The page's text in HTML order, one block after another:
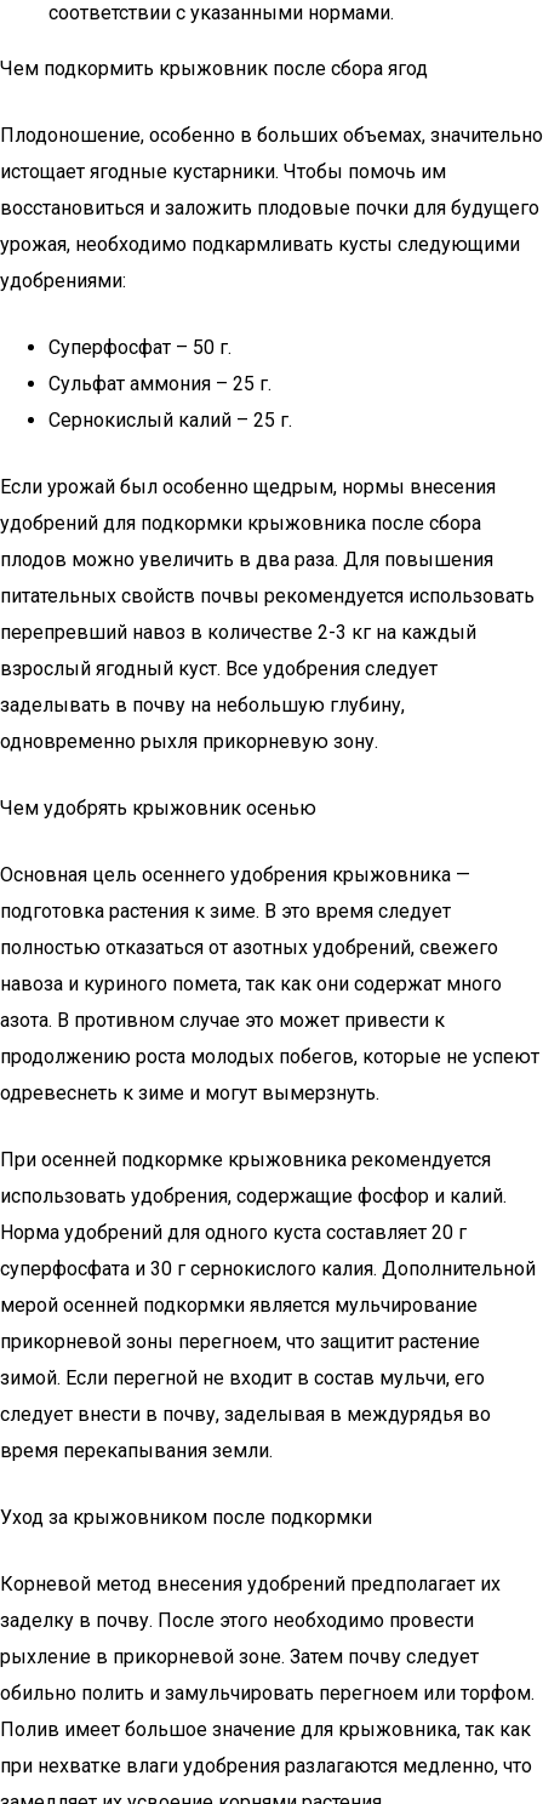
соответствии с указанными нормами.
Чем подкормить крыжовник после сбора ягод
Плодоношение, особенно в больших объемах, значительно
истощает ягодные кустарники. Чтобы помочь им
восстановиться и заложить плодовые почки для будущего
урожая, необходимо подкармливать кусты следующими
удобрениями:
Суперфосфат – 50 г.
Сульфат аммония – 25 г.
Сернокислый калий – 25 г.
Если урожай был особенно щедрым, нормы внесения
удобрений для подкормки крыжовника после сбора
плодов можно увеличить в два раза. Для повышения
питательных свойств почвы рекомендуется использовать
перепревший навоз в количестве 2-3 кг на каждый
взрослый ягодный куст. Все удобрения следует
заделывать в почву на небольшую глубину,
одновременно рыхля прикорневую зону.
Чем удобрять крыжовник осенью
Основная цель осеннего удобрения крыжовника —
подготовка растения к зиме. В это время следует
полностью отказаться от азотных удобрений, свежего
навоза и куриного помета, так как они содержат много
азота. В противном случае это может привести к
продолжению роста молодых побегов, которые не успеют
одревеснеть к зиме и могут вымерзнуть.
При осенней подкормке крыжовника рекомендуется
использовать удобрения, содержащие фосфор и калий.
Норма удобрений для одного куста составляет 20 г
суперфосфата и 30 г сернокислого калия. Дополнительной
мерой осенней подкормки является мульчирование
прикорневой зоны перегноем, что защитит растение
зимой. Если перегной не входит в состав мульчи, его
следует внести в почву, заделывая в междурядья во
время перекапывания земли.
Уход за крыжовником после подкормки
Корневой метод внесения удобрений предполагает их
заделку в почву. После этого необходимо провести
рыхление в прикорневой зоне. Затем почву следует
обильно полить и замульчировать перегноем или торфом.
Полив имеет большое значение для крыжовника, так как
при нехватке влаги удобрения разлагаются медленно, что